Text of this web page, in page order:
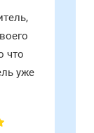
что
уже